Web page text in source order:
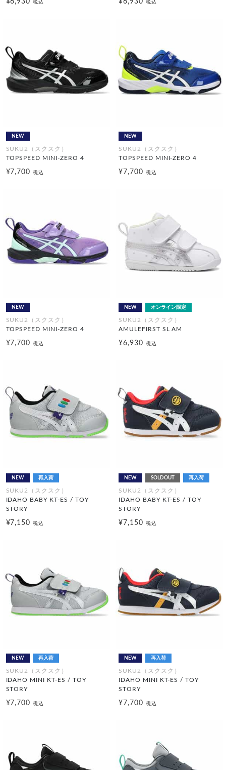
¥6,930税込 ¥6,930 税込
NEW
SUKU2（スクスク）
TOPSPEED MINI-ZERO 4
¥7,700税込
NEW
SUKU2（スクスク）
TOPSPEED MINI-ZERO 4
¥7,700 税込
NEW
SUKU2（スクスク）
TOPSPEED MINI-ZERO 4
¥7,700税込
NEW オンライン限定
SUKU2（スクスク）
AMULEFIRST SL AM
¥6,930 税込
NEW 再入荷
SUKU2（スクスク）
IDAHO BABY KT-ES / TOY
STORY
¥7,150税込
NEW SOLDOUT 再入荷
SUKU2（スクスク）
IDAHO BABY KT-ES / TOY
STORY
¥7,150 税込
NEW 再入荷
SUKU2（スクスク）
IDAHO MINI KT-ES / TOY
STORY
¥7,700税込
NEW 再入荷
SUKU2（スクスク）
IDAHO MINI KT-ES / TOY
STORY
¥7,700 税込